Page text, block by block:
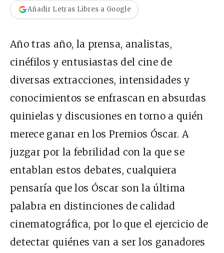
Añadir Letras Libres a Google
Año tras año, la prensa, analistas,
cinéfilos y entusiastas del cine de
diversas extracciones, intensidades y
conocimientos se enfrascan en absurdas
quinielas y discusiones en torno a quién
merece ganar en los Premios Óscar. A
juzgar por la febrilidad con la que se
entablan estos debates, cualquiera
pensaría que los Óscar son la última
palabra en distinciones de calidad
cinematográfica, por lo que el ejercicio de
detectar quiénes van a ser los ganadores